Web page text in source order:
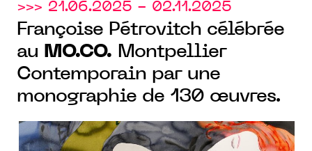
>>> 21.06.2025 - 02.11.2025
Françoise Pétrovitch célébrée
au MO.CO. Montpellier
Contemporain par une
monographie de 130 œuvres.